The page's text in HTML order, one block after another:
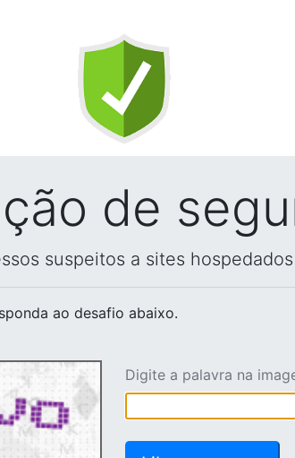
de
suspeitos a sites
ao desafio abaixo.
Digite a palavra na